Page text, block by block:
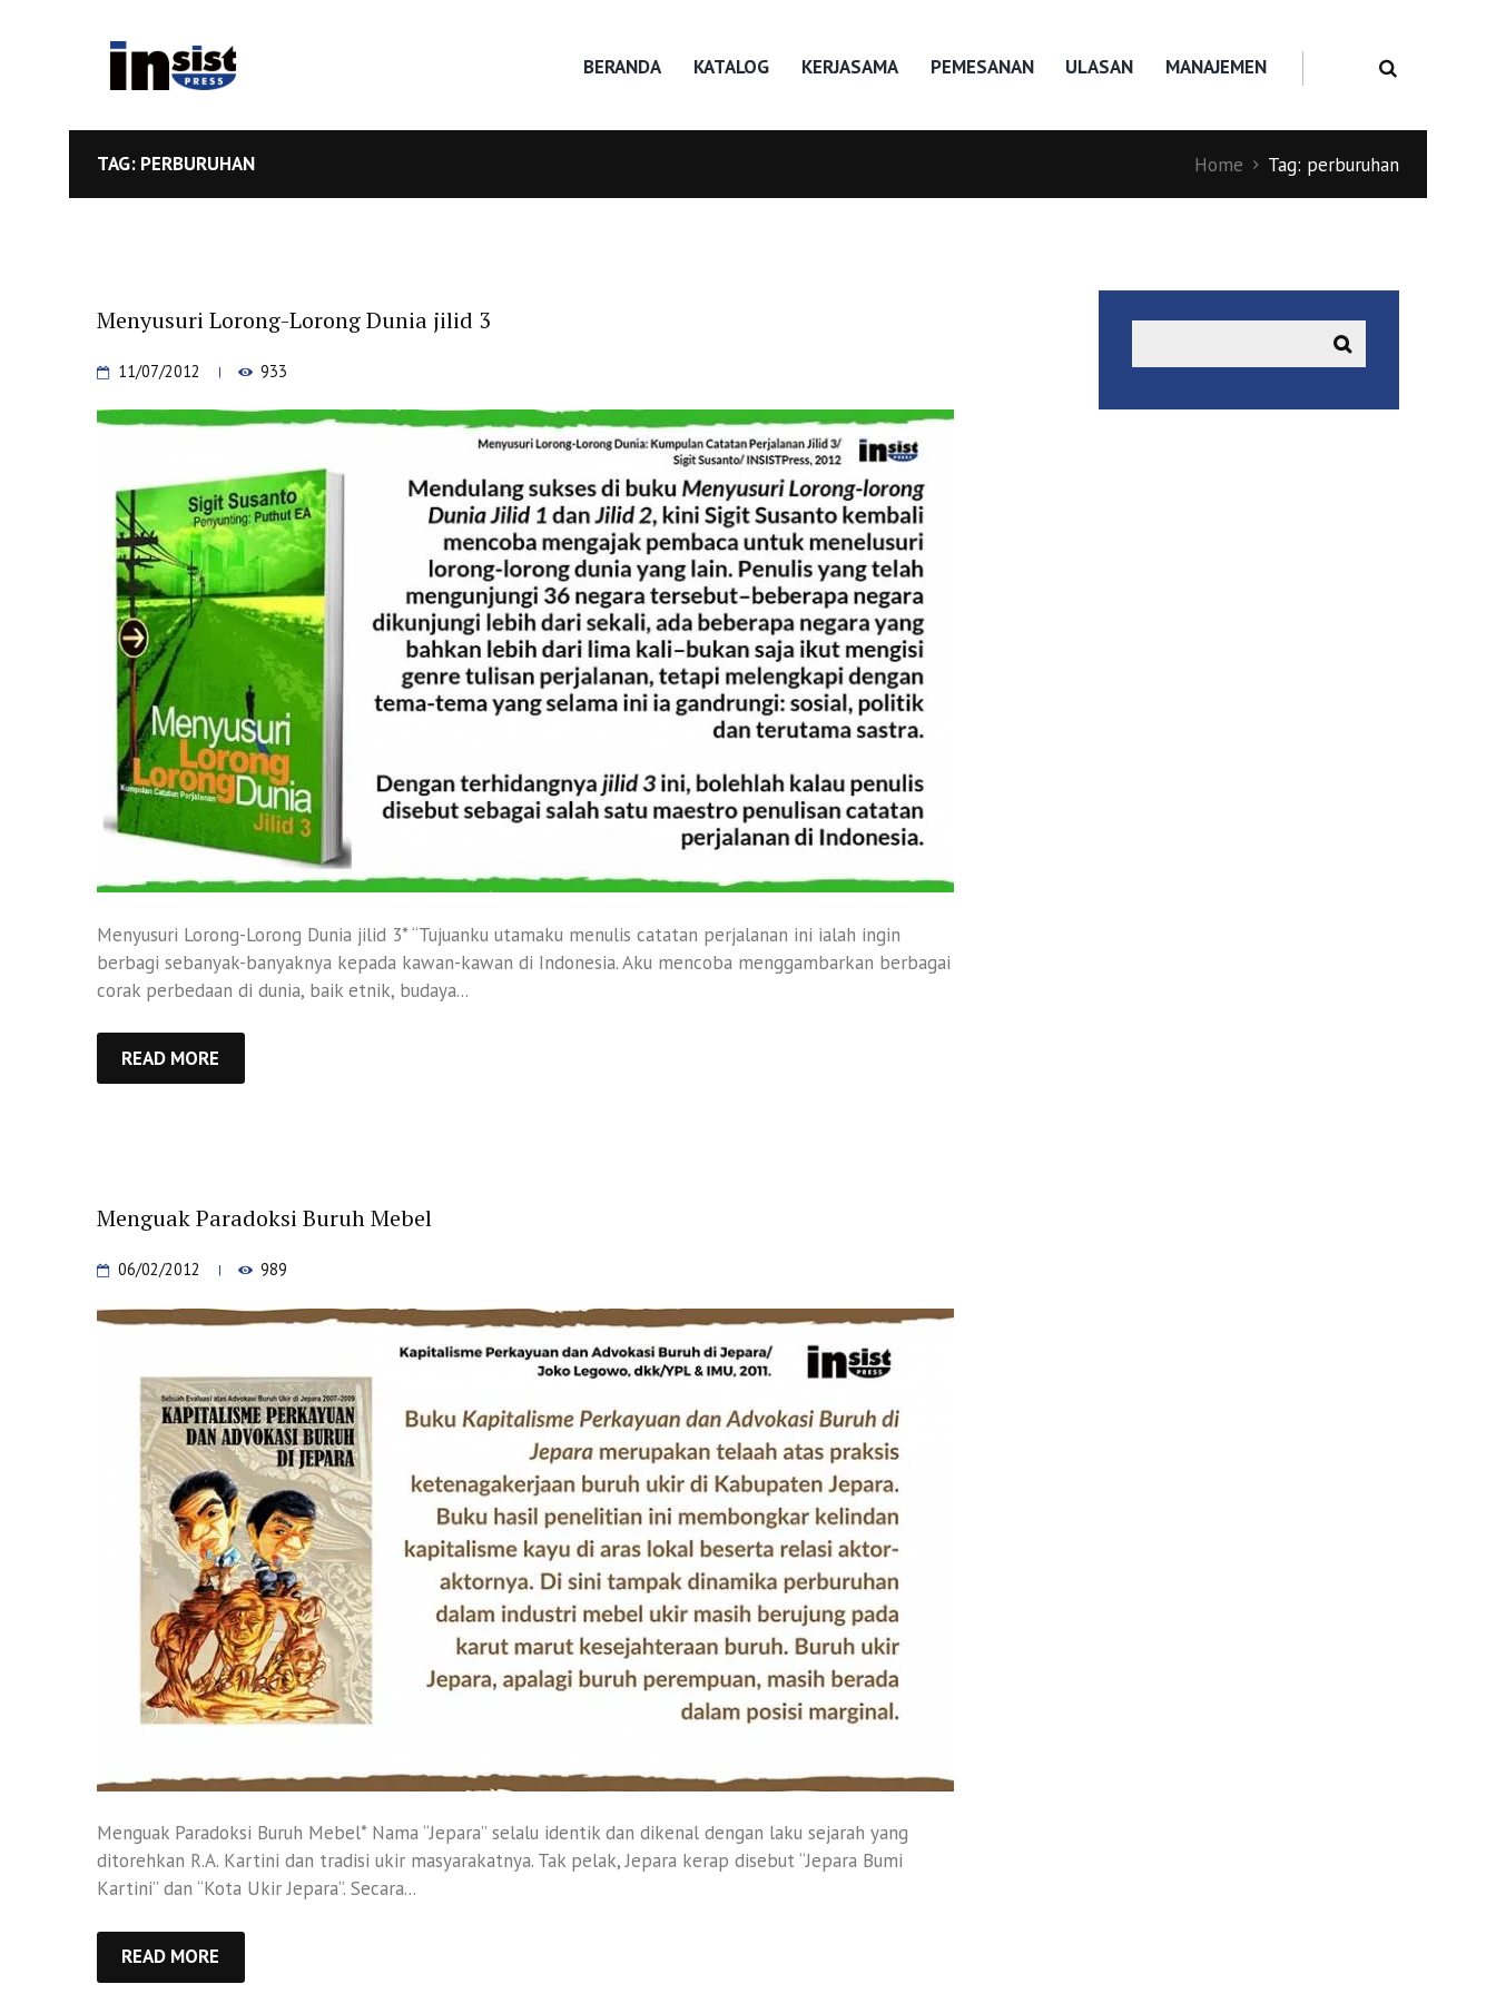
BERANDA KATALOG KERJASAMA PEMESANAN ULASAN MANAJEMEN
TAG: PERBURUHAN Home Tag: perburuhan
Menyusuri Lorong-Lorong Dunia jilid 3
11/07/2012 933
Menyusuri Lorong-Lorong Dunia jilid 3* “Tujuanku utamaku menulis catatan perjalanan ini ialah ingin
berbagi sebanyak-banyaknya kepada kawan-kawan di Indonesia. Aku mencoba menggambarkan berbagai
corak perbedaan di dunia, baik etnik, budaya...
READ MORE
Menguak Paradoksi Buruh Mebel
06/02/2012 989
Menguak Paradoksi Buruh Mebel* Nama “Jepara” selalu identik dan dikenal dengan laku sejarah yang
ditorehkan R.A. Kartini dan tradisi ukir masyarakatnya. Tak pelak, Jepara kerap disebut “Jepara Bumi
Kartini” dan “Kota Ukir Jepara”. Secara...
READ MORE